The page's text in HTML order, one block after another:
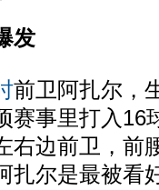
发
前卫阿扎尔，
赛事里打入16
右边前卫，前
扎尔是最被看